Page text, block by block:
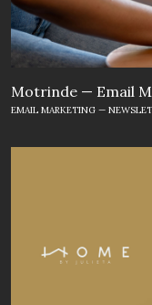
Motrinde — Email
EMAIL MARKETING —